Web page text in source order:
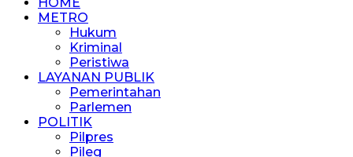
METRO
Hukum
Kriminal
Peristiwa
LAYANAN PUBLIK
Pemerintahan
Parlemen
POLITIK
Pilpres
Pileg